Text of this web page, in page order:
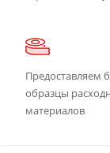
Предоставляем
образцы
материалов